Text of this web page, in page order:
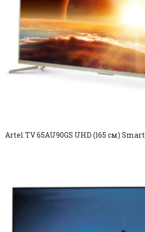
Artel TV 65AU90GS UHD (165 см) Smart